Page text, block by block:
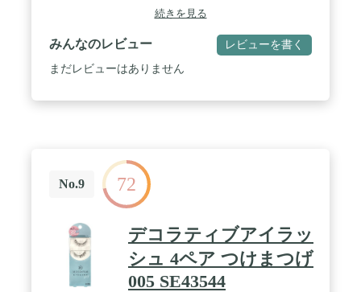
元になじむナチュラルな束感の、キュートな丸目タ
続きを見る
みんなのレビュー レビューを書く
まだレビューはありません
No.9 72
デコラティブアイラッ
シュ 4ペア つけまつげ
005 SE43544